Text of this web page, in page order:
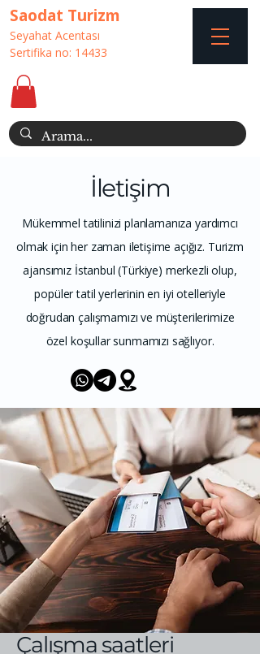
Saodat Turizm
Seyahat Acentası
Sertifika no: 14433
İletişim
Mükemmel tatilinizi planlamanıza yardımcı
olmak için her zaman iletişime açığız. Turizm
ajansımız İstanbul (Türkiye) merkezli olup,
popüler tatil yerlerinin en iyi otelleriyle
doğrudan çalışmamızı ve müşterilerimize
özel koşullar sunmamızı sağlıyor.
Çalışma saatleri